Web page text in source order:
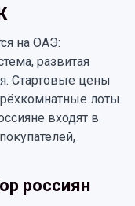
на ОАЭ:
развитая
Стартовые цены
лоты
входят в
россиян